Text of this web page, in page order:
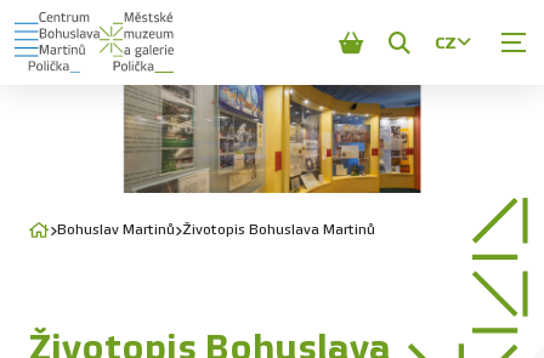
Zobrazit
vyhledávání
CZ
Bohuslav Martinů Životopis Bohuslava Martinů
Životopis Bohuslava